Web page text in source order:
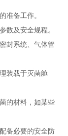
准备工作。
数及安全规程。
封系统、气体管
装载于灭菌舱
的材料，如某些
备必要的安全防